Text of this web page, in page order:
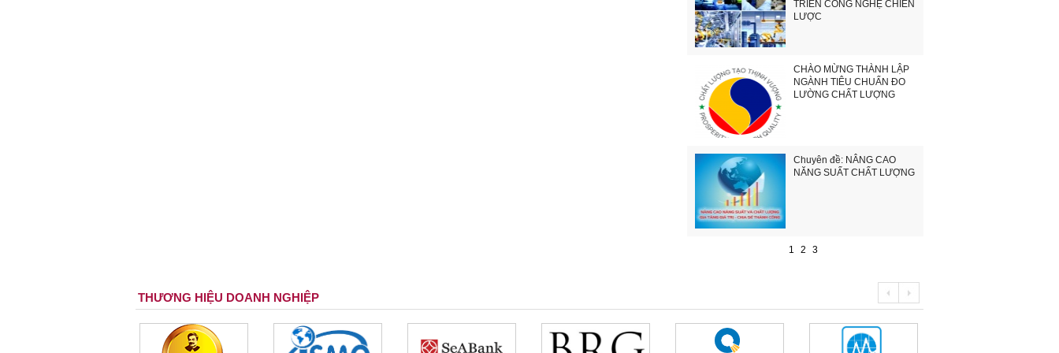
TRIỂN CÔNG NGHỆ CHIẾN
LƯỢC
CHÀO MỪNG THÀNH LẬP
NGÀNH TIÊU CHUẨN ĐO
LƯỜNG CHẤT LƯỢNG
Chuyên đề: NÂNG CAO
NĂNG SUẤT CHẤT LƯỢNG
1 2 3
THƯƠNG HIỆU DOANH NGHIỆP